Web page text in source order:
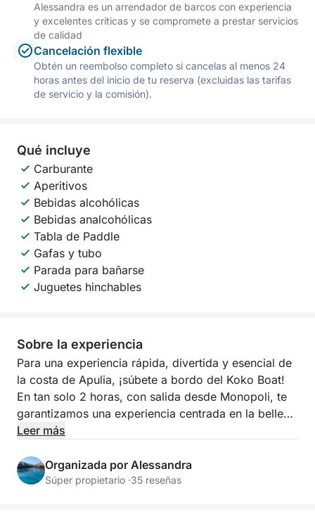
Alessandra es un arrendador de barcos con experiencia
y excelentes críticas y se compromete a prestar servicios
de calidad
Cancelación flexible
Obtén un reembolso completo si cancelas al menos 24
horas antes del inicio de tu reserva (excluidas las tarifas
de servicio y la comisión).
Qué incluye
Carburante
Aperitivos
Bebidas alcohólicas
Bebidas analcohólicas
Tabla de Paddle
Gafas y tubo
Parada para bañarse
Juguetes hinchables
Sobre la experiencia
Para una experiencia rápida, divertida y esencial de
la costa de Apulia, ¡súbete a bordo del Koko Boat!
En tan solo 2 horas, con salida desde Monopoli, te
garantizamos una experiencia centrada en la belleza
natural y la deliciosa gastronomía.
Navegaremos rápidamente por los imponentes
acantilados de Polignano a Mare para contemplar de
Leer más
Organizada por Alessandra
Súper propietario ·35 reseñas